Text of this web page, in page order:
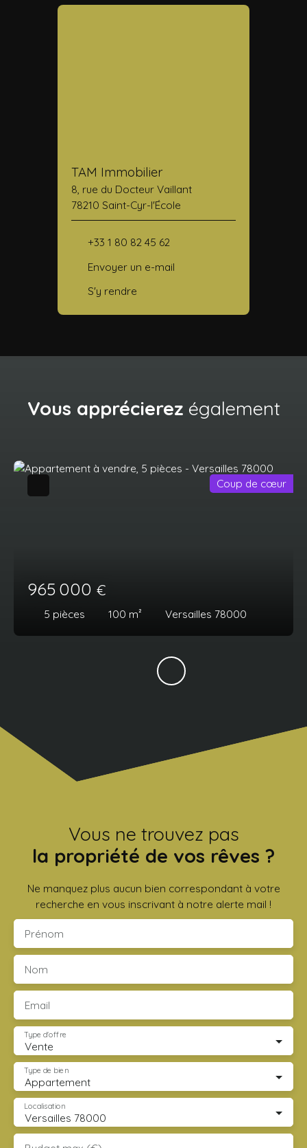
TAM Immobilier
8, rue du Docteur Vaillant
78210 Saint-Cyr-l'École
+33 1 80 82 45 62
Envoyer un e-mail
S'y rendre
Vous apprécierez également
965 000 €
5 pièces 100 m² Versailles 78000
Coup de cœur
Vous ne trouvez pas
la propriété de vos rêves ?
Ne manquez plus aucun bien correspondant à votre
recherche en vous inscrivant à notre alerte mail !
Prénom
Nom
Email
Vente
Type d'offre
Appartement
Type de bien
Versailles 78000
Localisation